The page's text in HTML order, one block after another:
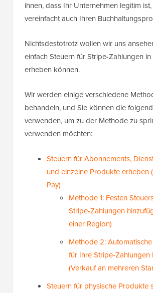
ihnen, dass Ihr Unternehmen legitim
vereinfacht auch Ihren
Nichtsdestotrotz wollen wir uns
einfach Steuern für Stripe-Zahlungen
erheben können.
Wir werden einige verschiedene
behandeln, und Sie können die
verwenden, um zu der Methode zu
verwenden möchten:
Steuern für Abonnements,
und einzelne Produkte erheben
Pay)
Methode 1: Festen
Stripe-Zahlungen
einer Region)
Methode 2:
für Ihre Stripe-Zahlungen
(Verkauf an mehreren
Steuern für physische Produkte